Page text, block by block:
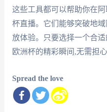
这些工具都可以帮助你在
杯直播。它们能够突破地
放体验。只要选择一个合
欧洲杯的精彩瞬间,无需担
Spread the love